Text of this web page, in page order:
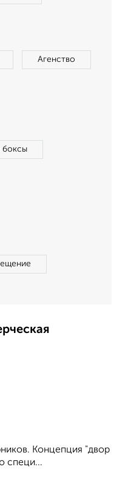
Агенство
боксы
Концепция "двор
специ...